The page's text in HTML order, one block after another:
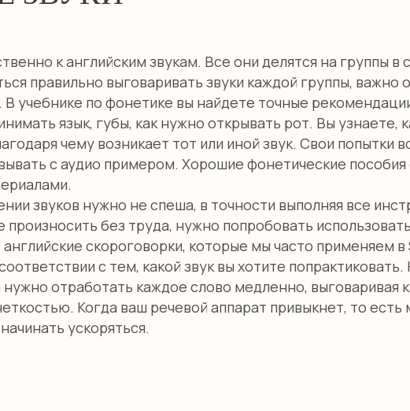
к английским звукам. Все они делятся на группы в
правильно выговаривать звуки каждой группы, важно
учебнике по фонетике вы найдете точные
язык, губы, как нужно открывать рот. Вы узнаете,
чему возникает тот или иной звук. Свои попытки
с аудио примером. Хорошие фонетические пособия
звуков нужно не спеша, в точности выполняя все
без труда, нужно попробовать
скороговорки, которые мы часто применяем
с тем, какой звук вы хотите попрактиковать.
отработать каждое слово медленно, выговаривая
Когда ваш речевой аппарат привыкнет, то есть
ускоряться.